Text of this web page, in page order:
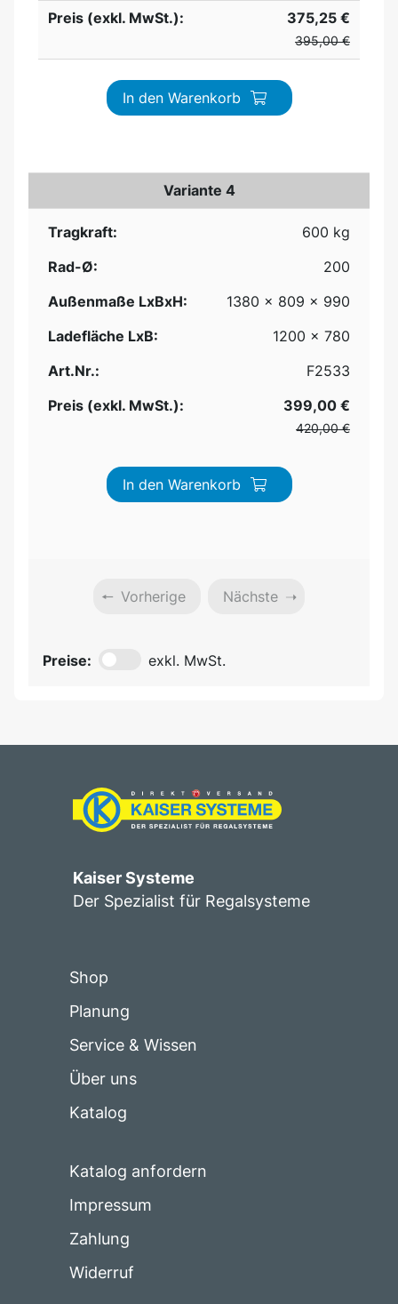
Preis (exkl. MwSt.):
375,25 €
395,00 €
In den Warenkorb
Variante 4
Tragkraft:
600 kg
Rad-Ø:
200
Außenmaße LxBxH:
1380 x 809 x 990
Ladefläche LxB:
1200 x 780
Art.Nr.:
F2533
Preis (exkl. MwSt.):
399,00 €
420,00 €
In den Warenkorb
Vorherige Nächste
Preise: exkl. MwSt.
Kaiser Systeme
Der Spezialist für Regalsysteme
Shop
Planung
Service & Wissen
Über uns
Katalog
Katalog anfordern
Impressum
Zahlung
Widerruf